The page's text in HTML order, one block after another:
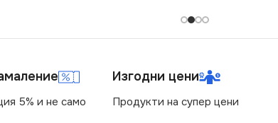
5% и не само
Изгодни цени
Продукти на супер цени